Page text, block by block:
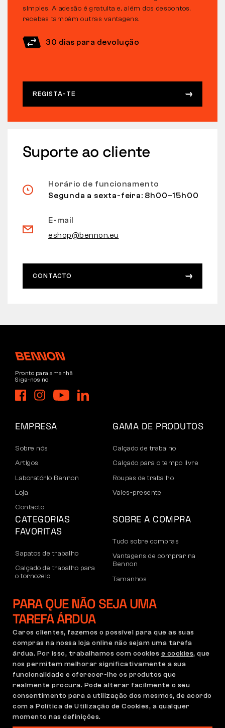
simples. A adesão é gratuita e, além dos descontos,
recebes também outras vantagens.
30 dias para devolução
REGISTA-TE
Suporte ao cliente
Horário de funcionamento
Segunda a sexta-feira: 8h00–15h00
E-mail
eshop@bennon.eu
CONTACTO
Pronto para amanhã
Siga-nos no
EMPRESA
Sobre nós
Artigos
Laboratório Bennon
Loja
Contacto
GAMA DE PRODUTOS
Calçado de trabalho
Calçado para o tempo livre
Roupas de trabalho
Vales-presente
CATEGORIAS
FAVORITAS
Sapatos de trabalho
Calçado de trabalho para
o tornozelo
Calçado de lazer para
o tornozelo
Calças
Moletons
SOBRE A COMPRA
Tudo sobre compras
Vantagens de comprar na
Bennon
Tamanhos
Transporte e pagamento
Registo no B2B
Reclamações e garantia
Condições Gerais
Política de Reclamações
Configuração de cookies
GDPR
Portugal | Português
PARA QUE NÃO SEJA UMA
TAREFA ÁRDUA
Caros clientes, fazemos o possível para que as suas
compras na nossa loja online não sejam uma tarefa
árdua. Por isso, trabalhamos com cookies e cookies, que
nos permitem melhorar significativamente a sua
funcionalidade e oferecer-lhe os produtos que
realmente procura. Pode alterar facilmente o seu
consentimento para a utilização dos mesmos, de acordo
com a Política de Utilização de Cookies, a qualquer
momento nas definições.